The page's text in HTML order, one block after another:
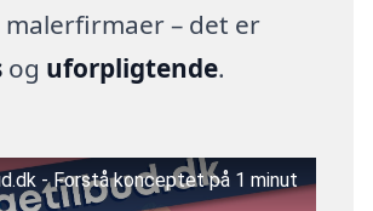
malerfirmaer – det er
og uforpligtende.
- Forstå konceptet på 1 minut